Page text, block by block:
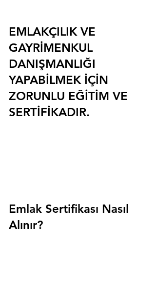
EMLAKÇILIK VE
GAYRİMENKUL
DANIŞMANLIĞI
YAPABİLMEK İÇİN
ZORUNLU EĞİTİM VE
SERTİFİKADIR.
Emlak Sertifikası Nasıl
Alınır?